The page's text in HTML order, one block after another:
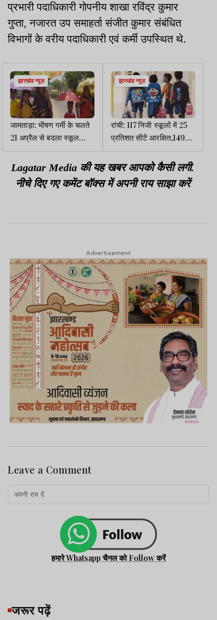
प्रभारी पदाधिकारी गोपनीय शाखा रविंद्र कुमार
गुप्ता, नजारत उप समाहर्ता संजीत कुमार संबंधित
विभागों के वरीय पदाधिकारी एवं कर्मी उपस्थित थे.
झारखंड न्यूज़
जामताड़ा: भीषण गर्मी के चलते
21 अप्रैल से बदला स्कूल
टाइम, सुबह 7 बजे से लगेंगी
कक्षाएं
झारखंड न्यूज़
रांची: 117 निजी स्कूलों में 25
प्रतिशत सीटें आरक्षित,1499
आवेदन पर टिकी है निगाहें
Lagatar Media की यह खबर आपको कैसी लगी.
नीचे दिए गए कमेंट बॉक्स में अपनी राय साझा करें
Advertisement
Leave a Comment
हमारे Whatsapp चैनल को Follow करें
जरूर पढ़ें